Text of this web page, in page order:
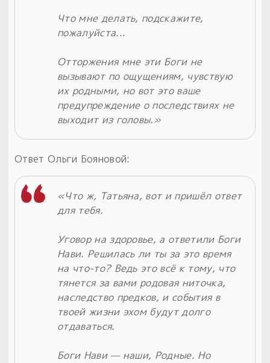
Что мне делать, подскажите,
пожалуйста...
Отторжения мне эти Боги не
вызывают по ощущениям, чувствую
их родными, но вот это ваше
предупреждение о последствиях не
выходит из головы.»
Ответ Ольги Бояновой:
«Что ж, Татьяна, вот и пришёл ответ
для тебя.
Уговор на здоровье, а ответили Боги
Нави. Решилась ли ты за это время
на что-то? Ведь это всё к тому, что
тянется за вами родовая ниточка,
наследство предков, и события в
твоей жизни эхом будут долго
отдаваться.
Боги Нави — наши, Родные. Но